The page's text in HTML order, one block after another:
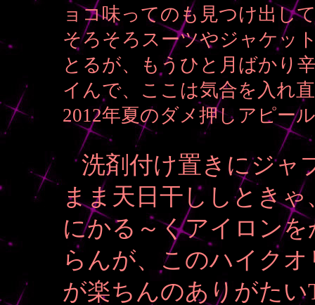
ョコ味ってのも見つけ出し
そろそろスーツやジャケッ
とるが、もうひと月ばかり
イんで、ここは気合を入れ
2012年夏のダメ押しアピー
洗剤付け置きにジャ
まま天日干ししとき
にかる～くアイロン
らんが、このハイク
が楽ちんのありがた